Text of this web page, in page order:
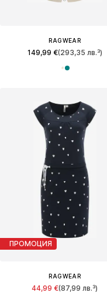
RAGWEAR
149,99 €(293,35 лв.³)
ПРОМОЦИЯ
RAGWEAR
44,99 €(87,99 лв.³)